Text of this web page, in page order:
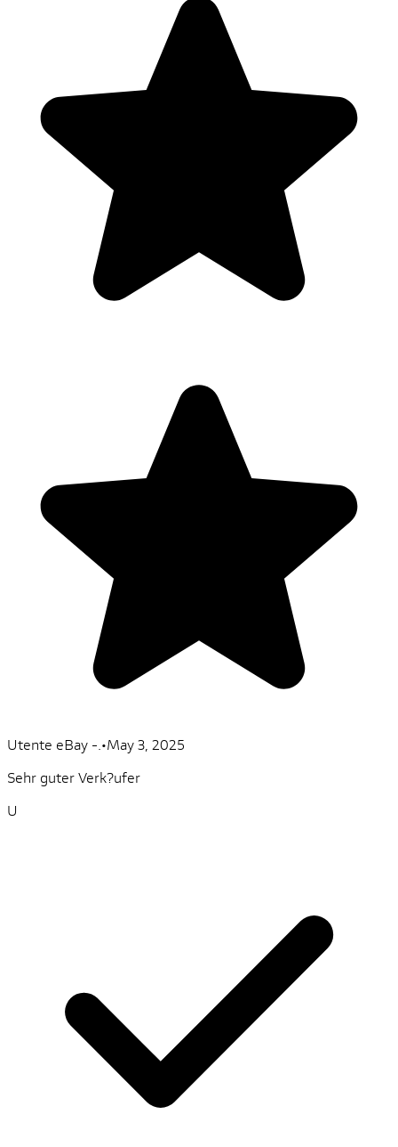
Utente eBay -. •May 3, 2025
Sehr guter Verk?ufer
U